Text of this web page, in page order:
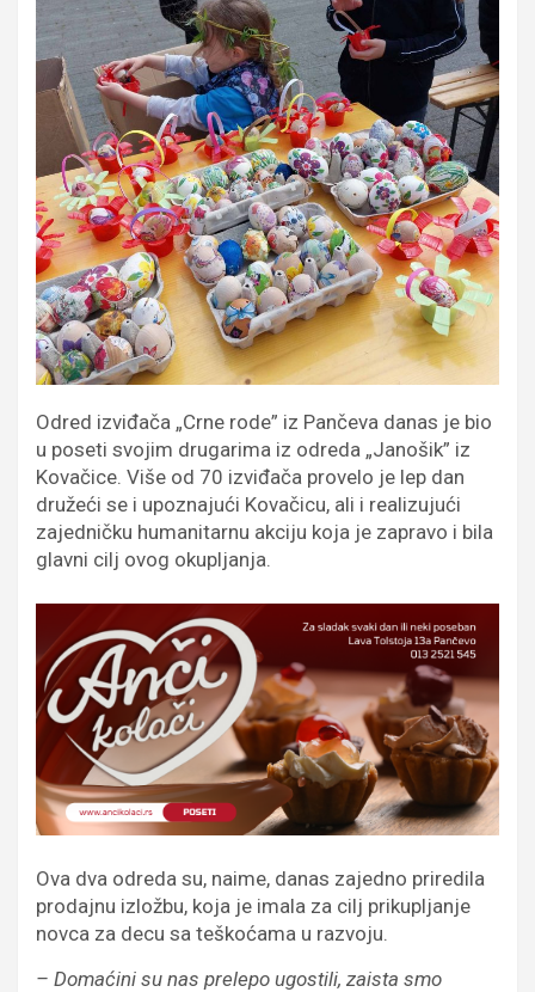
Odred izviđača „Crne rode” iz Pančeva danas je bio
u poseti svojim drugarima iz odreda „Janošik” iz
Kovačice. Više od 70 izviđača provelo je lep dan
družeći se i upoznajući Kovačicu, ali i realizujući
zajedničku humanitarnu akciju koja je zapravo i bila
glavni cilj ovog okupljanja.
Ova dva odreda su, naime, danas zajedno priredila
prodajnu izložbu, koja je imala za cilj prikupljanje
novca za decu sa teškoćama u razvoju.
– Domaćini su nas prelepo ugostili, zaista smo